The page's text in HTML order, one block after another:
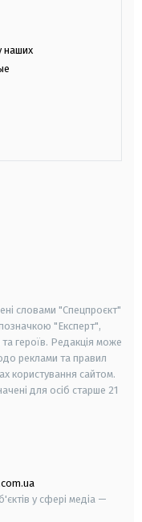
наших
словами "Спецпроєкт"
"Експерт",
героїв. Редакція може
реклами та правил
користування сайтом.
для осіб старше 21
у сфері медіа —